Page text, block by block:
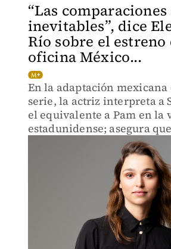
“Las comparaciones
inevitables”, dice
Río sobre el estreno
oficina México...
En la adaptación mexicana
serie, la actriz interpreta a
el equivalente a Pam en la
estadunidense; asegura
personajes muy distintos.